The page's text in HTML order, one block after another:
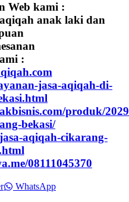
Web kami :
anak laki dan
:
jasa-aqiqah-di-
produk/
bekasi/
aqiqah-cikarang-
08111045370
WhatsApp